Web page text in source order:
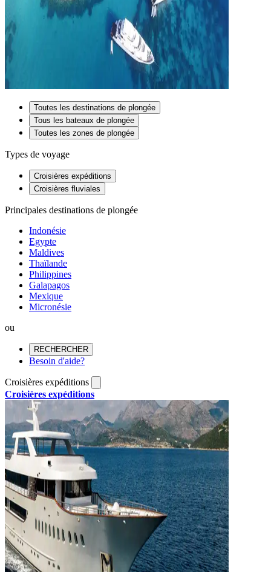
Toutes les destinations de plongée
Tous les bateaux de plongée
Toutes les zones de plongée
Types de voyage
Croisières expéditions
Croisières fluviales
Principales destinations de plongée
Indonésie
Egypte
Maldives
Thaïlande
Philippines
Galapagos
Mexique
Micronésie
ou
RECHERCHER
Besoin d'aide?
Croisières expéditions
Croisières expéditions